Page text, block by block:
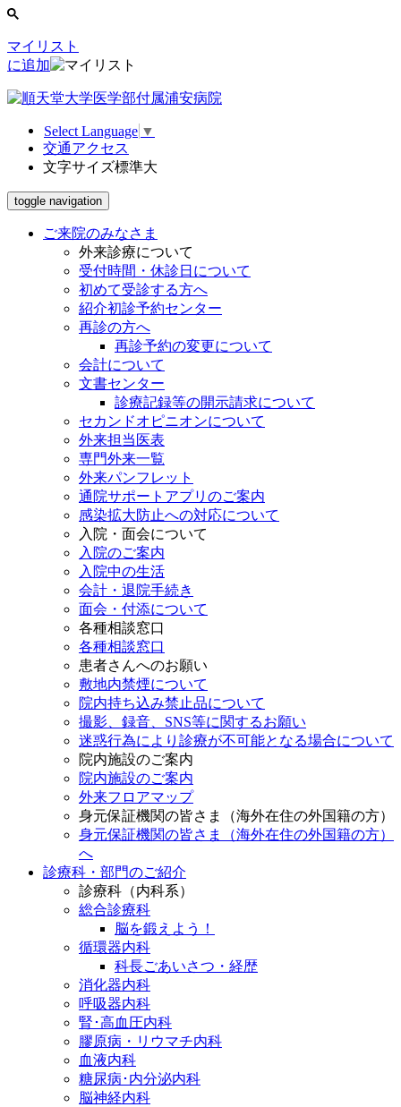
マイリスト
に追加
Select Language ▼
交通アクセス
文字サイズ標準大
toggle navigation
ご来院のみなさま
外来診療について
受付時間・休診日について
初めて受診する方へ
紹介初診予約センター
再診の方へ
再診予約の変更について
会計について
文書センター
診療記録等の開示請求について
セカンドオピニオンについて
外来担当医表
専門外来一覧
外来パンフレット
通院サポートアプリのご案内
感染拡大防止への対応について
入院・面会について
入院のご案内
入院中の生活
会計・退院手続き
面会・付添について
各種相談窓口
各種相談窓口
患者さんへのお願い
敷地内禁煙について
院内持ち込み禁止品について
撮影、録音、SNS等に関するお願い
迷惑行為により診療が不可能となる場合について
院内施設のご案内
院内施設のご案内
外来フロアマップ
身元保証機関の皆さま（海外在住の外国籍の方）
身元保証機関の皆さま（海外在住の外国籍の方）
へ
診療科・部門のご紹介
診療科（内科系）
総合診療科
脳を鍛えよう！
循環器内科
科長ごあいさつ・経歴
消化器内科
呼吸器内科
腎･高血圧内科
膠原病・リウマチ内科
血液内科
糖尿病･内分泌内科
脳神経内科